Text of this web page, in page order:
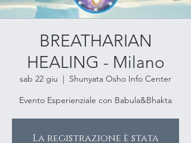
BREATHARIAN
HEALING - Milano
sab 22 giu
  |
Shunyata Osho Info Center
Evento Esperienziale con Babula&Bhakta
La registrazione è stata